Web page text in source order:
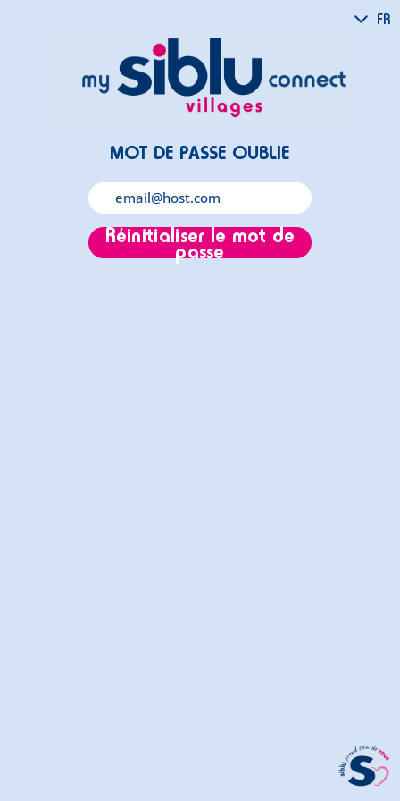
FR
MOT DE PASSE OUBLIE
Réinitialiser le mot de
passe